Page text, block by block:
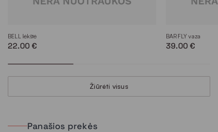
BELL lėkštė
22.00 €
BARFLY vaza
39.00 €
Žiūrėti visus
Panašios prekės